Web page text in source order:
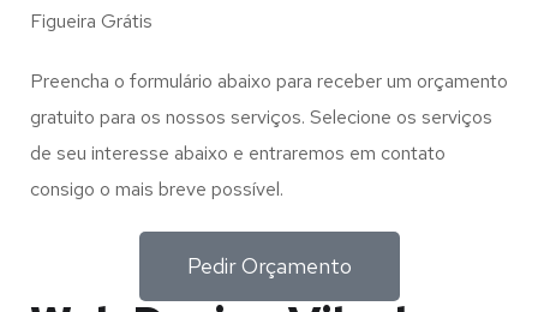
Figueira Grátis
Preencha o formulário abaixo para receber um orçamento
gratuito para os nossos serviços. Selecione os serviços
de seu interesse abaixo e entraremos em contato
consigo o mais breve possível.
Pedir Orçamento